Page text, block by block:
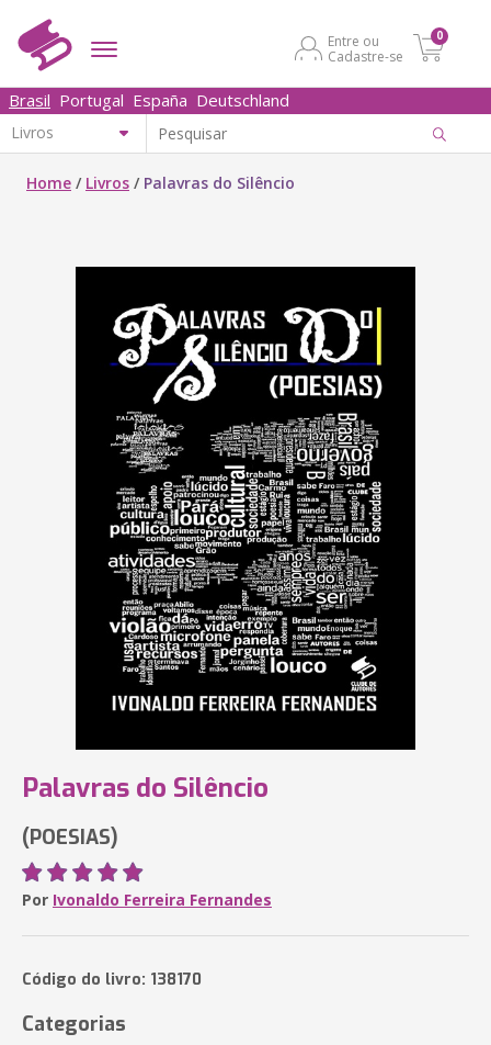
Entre ou
Cadastre-se
0
Brasil Portugal España Deutschland
Home / Livros / Palavras do Silêncio
Palavras do Silêncio
(POESIAS)
Por Ivonaldo Ferreira Fernandes
Código do livro: 138170
Categorias